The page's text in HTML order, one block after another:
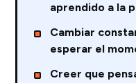
aprendido a la
Cambiar
esperar el
Creer que